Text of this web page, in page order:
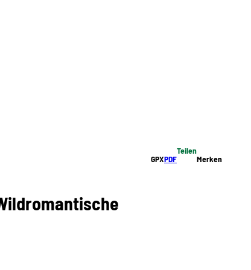
GPXPDF
Teilen
Merken